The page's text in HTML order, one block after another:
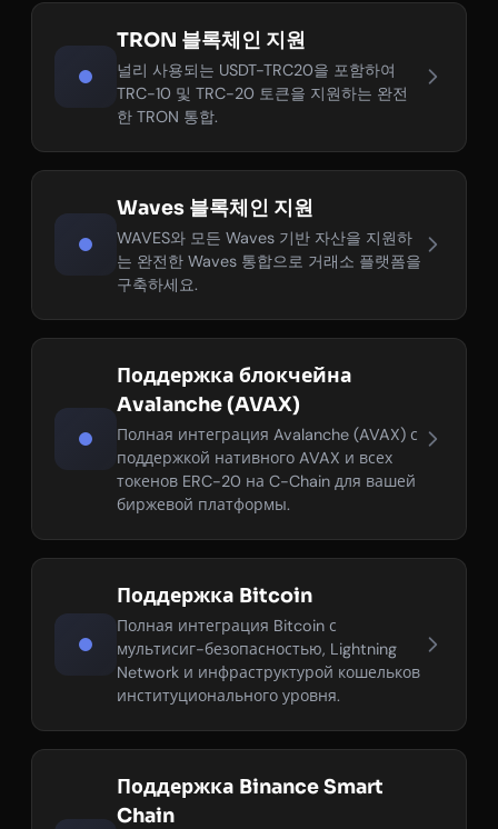
TRON 블록체인 지원
널리 사용되는 USDT-TRC20을 포함하여
TRC-10 및 TRC-20 토큰을 지원하는 완전
한 TRON 통합.
Waves 블록체인 지원
WAVES와 모든 Waves 기반 자산을 지원하
는 완전한 Waves 통합으로 거래소 플랫폼을
구축하세요.
Поддержка блокчейна
Avalanche (AVAX)
Полная интеграция Avalanche (AVAX) с
поддержкой нативного AVAX и всех
токенов ERC-20 на C-Chain для вашей
биржевой платформы.
Поддержка Bitcoin
Полная интеграция Bitcoin с
мультисиг-безопасностью, Lightning
Network и инфраструктурой кошельков
институционального уровня.
Поддержка Binance Smart
Chain